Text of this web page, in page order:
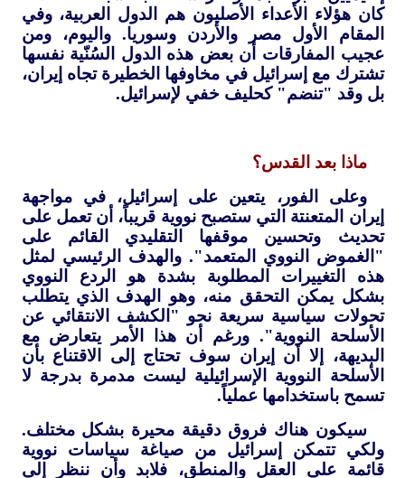
كان هؤلاء الأعداء الأصليون هم الدول العربية، وفي
المقام الأول مصر والأردن وسوريا. واليوم، ومن
عجيب المفارقات أن بعض هذه الدول السُنّية نفسها
تشترك مع إسرائيل في مخاوفها الخطيرة تجاه إيران،
بل وقد "تنضم" كحليف خفي لإسرائيل.
ماذا بعد القدس؟
وعلى الفور، يتعين على إسرائيل، في مواجهة
إيران المتعنتة التي ستصبح نووية قريباً، أن تعمل على
تحديث وتحسين موقفها التقليدي القائم على
"الغموض النووي المتعمد". والهدف الرئيسي لمثل
هذه التغييرات المطلوبة بشدة هو الردع النووي
بشكل يمكن التحقق منه، وهو الهدف الذي يتطلب
تحولات سياسية سريعة نحو "الكشف الانتقائي عن
الأسلحة النووية". ورغم أن هذا الأمر يتعارض مع
البديهة، إلا أن إيران سوف تحتاج إلى الاقتناع بأن
الأسلحة النووية الإسرائيلية ليست مدمرة بدرجة لا
تسمح باستخدامها عملياً.
سيكون هناك فروق دقيقة محيرة بشكل مختلف.
ولكي تتمكن إسرائيل من صياغة سياسات نووية
قائمة على العقل والمنطق، فلابد وأن ننظر إلى